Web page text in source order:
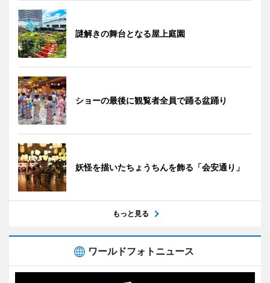
謎解きの舞台となる屋上庭園
ショーの最後に観覧者全員で踊る盆踊り
妖怪を描いたちょうちんを飾る「会安通り」
もっと見る
ワールドフォトニュース